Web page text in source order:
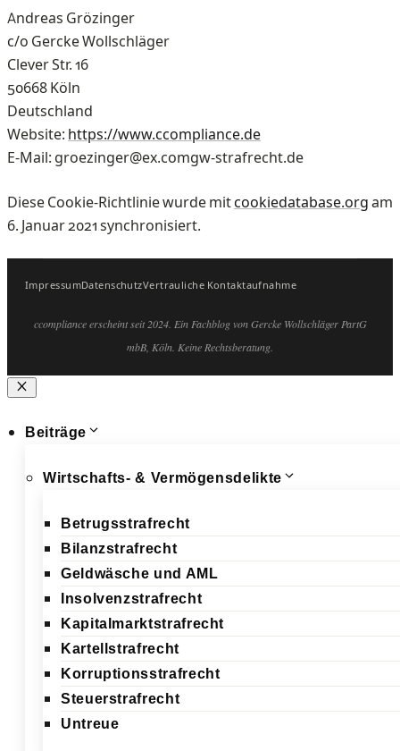
Andreas Grözinger
c/o Gercke Wollschläger
Clever Str. 16
50668 Köln
Deutschland
Website: https://www.ccompliance.de
E-Mail: groezinger@ex.comgw-strafrecht.de
Diese Cookie-Richtlinie wurde mitcookiedatabase.orgam
6. Januar 2021 synchronisiert.
ImpressumDatenschutzVertrauliche Kontaktaufnahme
ccompliance erscheint seit 2024. Ein Fachblog von Gercke Wollschläger PartG
mbB, Köln. Keine Rechtsberatung.
Schließen
Beiträge
Wirtschafts- & Vermögensdelikte
Betrugsstrafrecht
Bilanzstrafrecht
Geldwäsche und AML
Insolvenzstrafrecht
Kapitalmarktstrafrecht
Kartellstrafrecht
Korruptionsstrafrecht
Steuerstrafrecht
Untreue